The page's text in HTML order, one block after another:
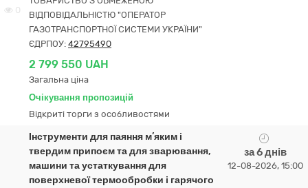
0
ВІДПОВІДАЛЬНІСТЮ "ОПЕРАТОР
ГАЗОТРАНСПОРТНОЇ СИСТЕМИ УКРАЇНИ"
ЄДРПОУ: 42795490
2 799 550 UAH
Загальна ціна
Очікування пропозицій
Відкриті торги з особливостями
Інструменти для паяння м’яким і
твердим припоєм та для зварювання,
машини та устаткування для
поверхневої термообробки і гарячого
за 6 днів
12-08-2026, 15:00